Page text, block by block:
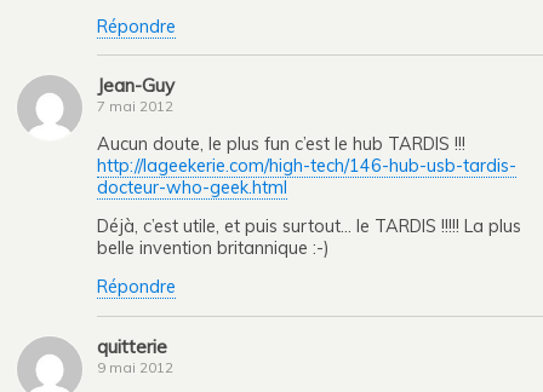
Répondre
Jean-Guy
7 mai 2012
Aucun doute, le plus fun c’est le hub TARDIS !!!
http://lageekerie.com/high-tech/146-hub-usb-tardis-
docteur-who-geek.html
Déjà, c’est utile, et puis surtout… le TARDIS !!!!! La plus
belle invention britannique :-)
Répondre
quitterie
9 mai 2012